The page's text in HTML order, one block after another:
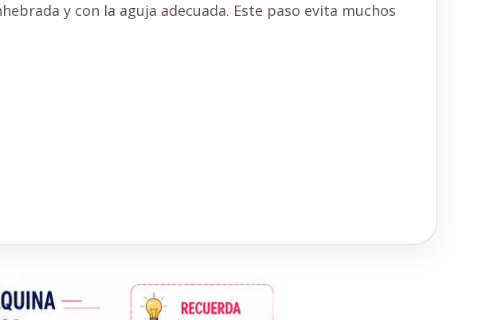
y con la aguja adecuada. Este paso evita muchos